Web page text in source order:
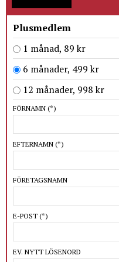
Plusmedlem
1 månad, 89 kr
6 månader, 499 kr
12 månader, 998 kr
FÖRNAMN (*)
EFTERNAMN (*)
FÖRETAGSNAMN
E-POST (*)
EV. NYTT LÖSENORD